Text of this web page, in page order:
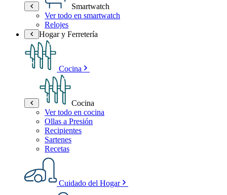
Smartwatch
Ver todo en smartwatch
Relojes
Hogar y Ferretería
Cocina
Cocina
Ver todo en cocina
Ollas a Presión
Recipientes
Sartenes
Recetas
Cuidado del Hogar